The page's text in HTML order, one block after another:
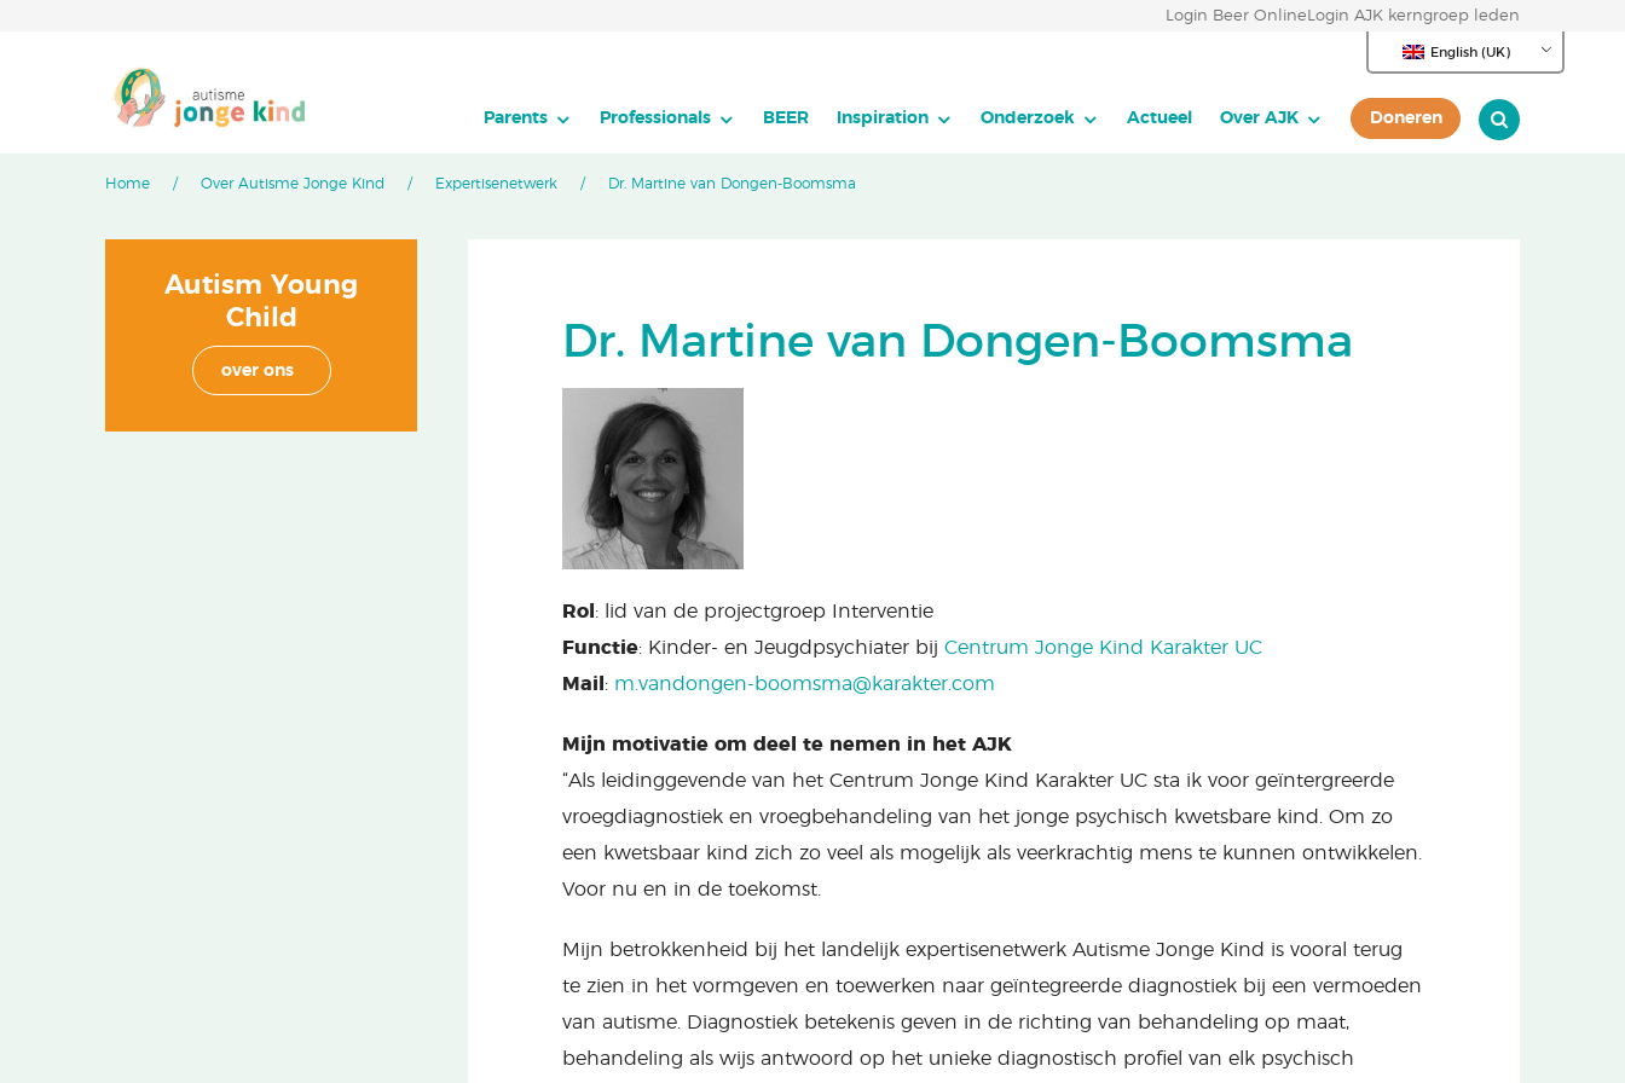
Login Beer Online Login AJK kerngroep leden
English (UK)
Parents Professionals BEER Inspiration Onderzoek Actueel Over AJK Doneren
Home Over Autisme Jonge Kind Expertisenetwerk Dr. Martine van Dongen-Boomsma
Dr. Martine van Dongen-Boomsma
Rol : lid van de projectgroep Interventie
Functie: Kinder- en Jeugdpsychiater bij Centrum Jonge Kind Karakter UC
Mail : m.vandongen-boomsma@karakter.com
Mijn motivatie om deel te nemen in het AJK
“Als leidinggevende van het Centrum Jonge Kind Karakter UC sta ik voor geïntergreerde
vroegdiagnostiek en vroegbehandeling van het jonge psychisch kwetsbare kind. Om zo
een kwetsbaar kind zich zo veel als mogelijk als veerkrachtig mens te kunnen ontwikkelen.
Voor nu en in de toekomst.
Mijn betrokkenheid bij het landelijk expertisenetwerk Autisme Jonge Kind is vooral terug
te zien in het vormgeven en toewerken naar geïntegreerde diagnostiek bij een vermoeden
van autisme. Diagnostiek betekenis geven in de richting van behandeling op maat,
behandeling als wijs antwoord op het unieke diagnostisch profiel van elk psychisch
Autism Young
Child
over ons